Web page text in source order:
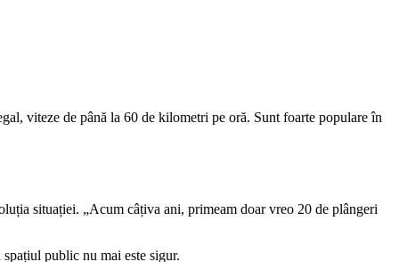
viteze de până la 60 de kilometri pe oră. Sunt foarte populare în
situației. „Acum câțiva ani, primeam doar vreo 20 de plângeri
public nu mai este sigur.